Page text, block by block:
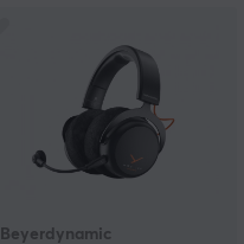
Beyerdynamic